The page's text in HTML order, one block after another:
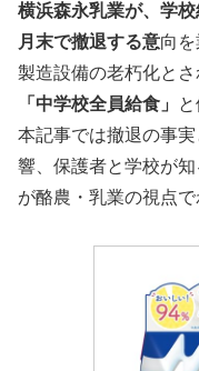
横浜森永乳業が、学
月末で撤退する意向
製造設備の老朽化とさ
「中学校全員給食」
本記事では撤退の事
響、保護者と学校が
が酪農・乳業の視点で